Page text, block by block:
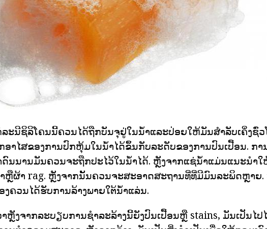
ະນີຊິລິໂຄນນີ້ຄວນໄດ້ຖືກບັນຈຸຢູ່ໃນນ້ໍາແລະປ່ອຍໃຫ້ມັນສໍາລັບເຄິ່ງຊົ່ວ
ອາໄສຂອງການປົກຫຸ້ມໃນນ້ໍາໄດ້ຂຶ້ນກັບລະດັບຂອງການປົນເປື້ອນ. ກ
ດົນນານມັນຄວນຈະຖືກປະໄວ້ໃນນ້ໍາໄດ້. ຫຼັງຈາກແຊ່ນ້ໍາແມ່ນແນະນໍາໃ
ຫຼືຜ້າ rag. ຫຼັງຈາກນັ້ນຄວນຈະສະອາດສະຖານທີ່ທີ່ມີມົນລະພິດຫຼາຍ.
ຄວນໄດ້ຮັບການລ້າງພາຍໃຕ້ນ້ໍາແລ່ນ.
ຫຼັງຈາກລະບຽບການຊໍາລະລ້າງນີ້ຍັງປົນເປື້ອນຫຼື stains, ມັນເປັນໄ